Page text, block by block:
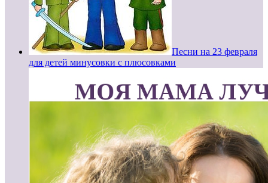
Песни на 23 февраля
для детей минусовки с плюсовками